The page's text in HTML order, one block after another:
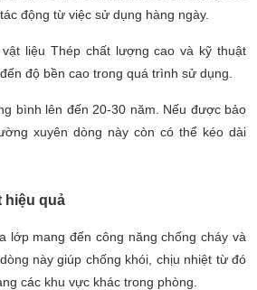
động từ việc sử dụng hàng ngày.
liệu Thép chất lượng cao và kỹ thuật
độ bền cao trong quá trình sử dụng.
bình lên đến 20-30 năm. Nếu được bảo
xuyên dòng này còn có thể kéo dài
hiệu quả
lớp mang đến công năng chống cháy và
nàygiúp chống khói, chịu nhiệt từ đó
các khu vực khác trong phòng.